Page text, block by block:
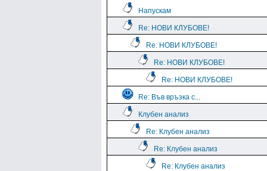
Напускам
Re: НОВИ КЛУБОВЕ!
Re: НОВИ КЛУБОВЕ!
Re: НОВИ КЛУБОВЕ!
Re: НОВИ КЛУБОВЕ!
Re: Във връзка с...
Клубен анализ
Re: Клубен анализ
Re: Клубен анализ
Re: Клубен анализ